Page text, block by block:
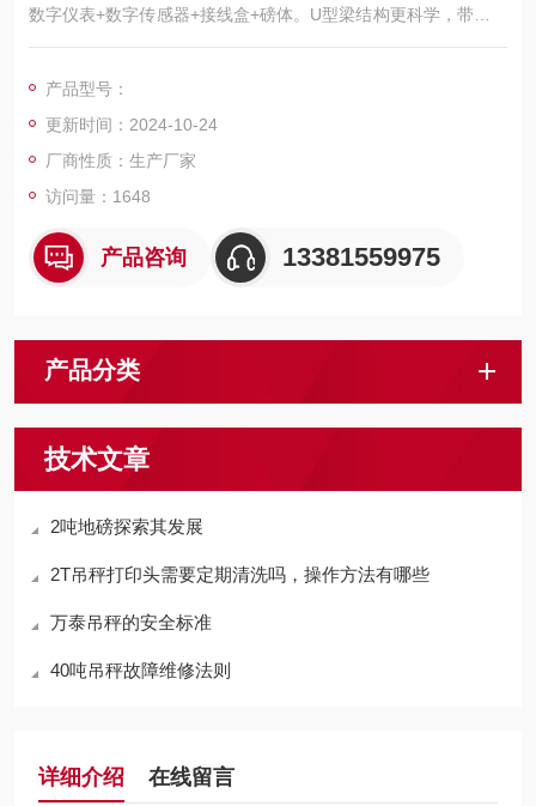
数字仪表+数字传感器+接线盒+磅体。U型梁结构更科学，带打印
使用更方便，大存储量方便储存车号信息，选外接大屏幕，方便
产品型号：
更新时间：2024-10-24
厂商性质：生产厂家
访问量：1648
产品咨询 13381559975
产品分类
技术文章
2吨地磅探索其发展
2T吊秤打印头需要定期清洗吗，操作方法有哪些
万泰吊秤的安全标准
40吨吊秤故障维修法则
详细介绍 在线留言